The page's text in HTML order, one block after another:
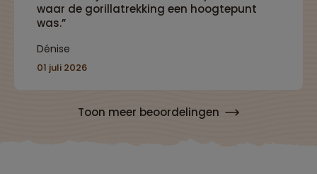
waar de gorillatrekking een hoogtepunt
was.”
Dénise
01 juli 2026
Toon meer beoordelingen